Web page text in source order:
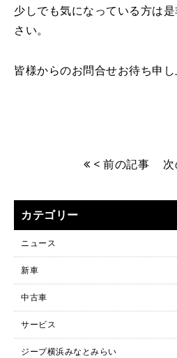
少しでも気になっている方は
さい。
皆様からのお問合せお待ち申し
< 前の記事
カテゴリー
ニュース
新車
中古車
サービス
ジープ横浜みなとみらい